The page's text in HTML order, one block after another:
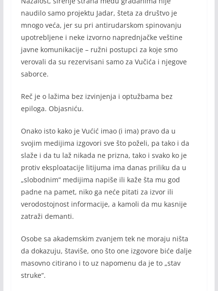
naudilo samo projektu Jadar, šteta za društvo je
mnogo veća, jer su pri antirudarskom spinovanju
upotrebljene i neke izvorno naprednjačke veštine
javne komunikacije – ružni postupci za koje smo
verovali da su rezervisani samo za Vučića i njegove
saborce.
Reč je o lažima bez izvinjenja i optužbama bez
epiloga. Objasniću.
Onako isto kako je Vućić imao (i ima) pravo da u
svojim medijima izgovori sve što poželi, pa tako i da
slaže i da tu laž nikada ne prizna, tako i svako ko je
protiv eksploatacije litijuma ima danas priliku da u
„slobodnim“ medijima napiše ili kaže šta mu god
padne na pamet, niko ga neće pitati za izvor ili
verodostojnost informacije, a kamoli da mu kasnije
zatraži demanti.
Osobe sa akademskim zvanjem tek ne moraju ništa
da dokazuju, štaviše, ono što one izgovore biće dalje
masovno citirano i to uz napomenu da je to „stav
struke“.